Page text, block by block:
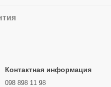
Контактная информация
098 898 11 98